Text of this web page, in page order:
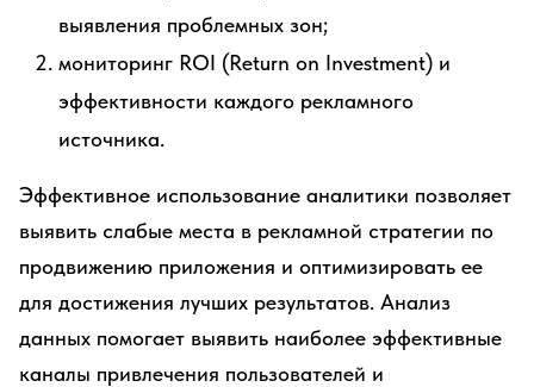
выявления проблемных зон;
мониторинг ROI (Return on Investment) и
эффективности каждого рекламного
источника.
Эффективное использование аналитики позволяет
выявить слабые места в рекламной стратегии по
продвижению приложения и оптимизировать ее
для достижения лучших результатов. Анализ
данных помогает выявить наиболее эффективные
каналы привлечения пользователей и